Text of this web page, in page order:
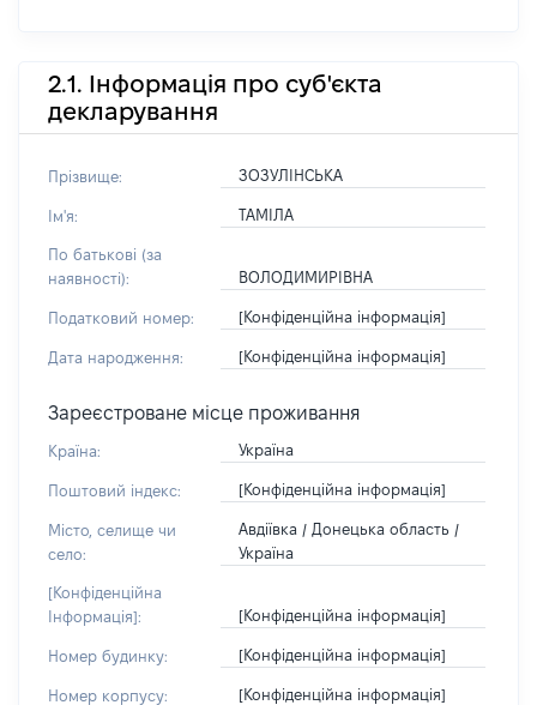
2.1. Інформація про суб'єкта
декларування
Прізвище: ЗОЗУЛІНСЬКА
Ім'я: ТАМІЛА
По батькові (за
наявності):
ВОЛОДИМИРІВНА
Податковий номер: [Конфіденційна інформація]
Дата народження: [Конфіденційна інформація]
Зареєстроване місце проживання
Країна: Україна
Поштовий індекс: [Конфіденційна інформація]
Місто, селище чи
село:
Авдіївка / Донецька область /
Україна
[Конфіденційна
Інформація]:
[Конфіденційна інформація]
Номер будинку: [Конфіденційна інформація]
Номер корпусу: [Конфіденційна інформація]